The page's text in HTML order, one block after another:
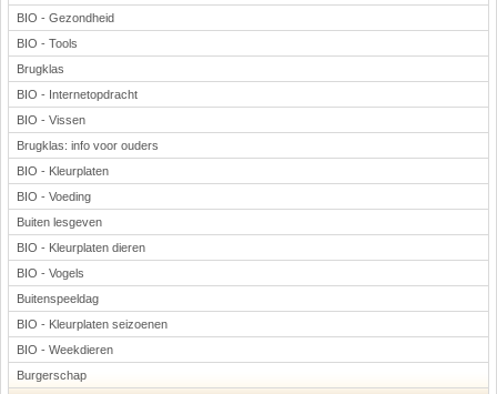
BIO - Gezondheid
BIO - Tools
Brugklas
BIO - Internetopdracht
BIO - Vissen
Brugklas: info voor ouders
BIO - Kleurplaten
BIO - Voeding
Buiten lesgeven
BIO - Kleurplaten dieren
BIO - Vogels
Buitenspeeldag
BIO - Kleurplaten seizoenen
BIO - Weekdieren
Burgerschap